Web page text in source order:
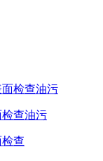
查油污